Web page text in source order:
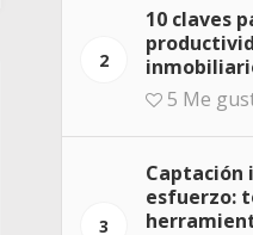
2
10 claves
5 Me
3
Captación
esfuerzo: